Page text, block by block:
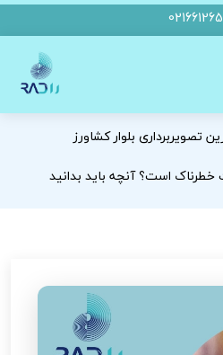
تصویربرداری بلوار کشاورز
است؟ آنچه باید بدانید